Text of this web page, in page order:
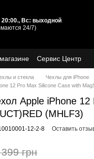
20:00., Вс: выходной
24/7)
Сервис Центр
и стекла Чехлы для iPhone
12 Pro Max Silicone Case with
Apple iPhone
(MHLF3)
12-2-8 Оставить
грн